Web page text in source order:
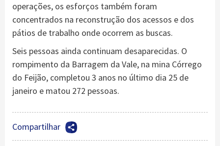
operações, os esforços também foram
concentrados na reconstrução dos acessos e dos
pátios de trabalho onde ocorrem as buscas.
Seis pessoas ainda continuam desaparecidas. O
rompimento da Barragem da Vale, na mina Córrego
do Feijão, completou 3 anos no último dia 25 de
janeiro e matou 272 pessoas.
Compartilhar